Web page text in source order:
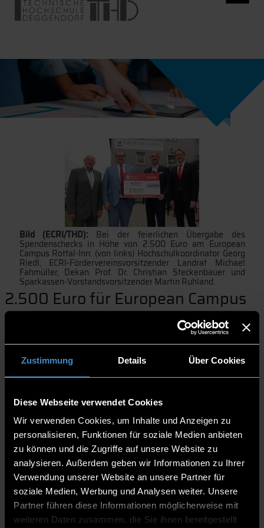
Zustimmung Details Über Cookies
Diese Webseite verwendet Cookies
Wir verwenden Cookies, um Inhalte und Anzeigen zu
personalisieren, Funktionen für soziale Medien anbieten
zu können und die Zugriffe auf unsere Website zu
analysieren. Außerdem geben wir Informationen zu Ihrer
Verwendung unserer Website an unsere Partner für
soziale Medien, Werbung und Analysen weiter. Unsere
Partner führen diese Informationen möglicherweise mit
weiteren Daten zusammen, die Sie ihnen bereitgestellt
Bild (ECRI/THD): Bei der feierlichen Übergabe des
Spendenschecks in Höhe von 2.500 Euro am European
Campus Rottal-Inn: (von links) Hochschulkoordinator Georg
Riedl, ECRI-Fördervereinsvorsitzender Landrat Michael
Fahmüller, Dekan Prof. Dr. Christian Steckenbauer und
Sparkassen-Vorstandsvorsitzender Martin Ruhland.
2.500 Euro für European Campus
Sparkasse spendet an ECRI-Förderverein
28.5.2025 | THD-Pressestelle
Technischen Hochschule Deggendorf (THD): Der
Förderverein hat eine Spende in Höhe von 2.500 Euro
vom Bezirksverband der niederbayerischen Sparkassen
erhalten.
Direkt am Campus erfolgte die Übergabe des
symbolischen Schecks durch den Vorstandsvorsitzenden
der Sparkasse Rottal-Inn, Martin Ruhland. Entgegen
nahm ihn der Fördervereinschef, Landrat Michael
Fahmüller, ganz zur Freude von Dekan Prof. Dr. Christian